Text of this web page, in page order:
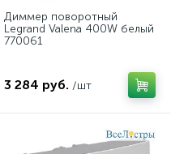
Диммер поворотный
Legrand Valena 400W белый
770061
3 284 руб. /шт